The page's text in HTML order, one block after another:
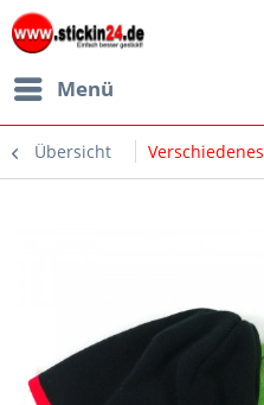
Menü
Übersicht Verschiedenes